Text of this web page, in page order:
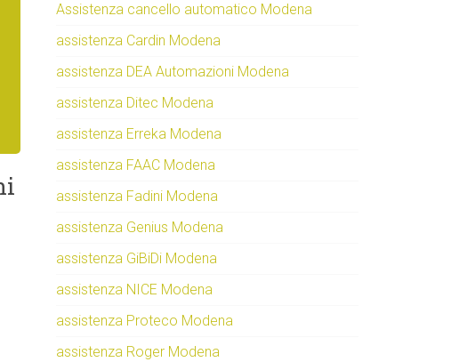
o
e
Assistenza cancello automatico Modena
assistenza Cardin Modena
assistenza DEA Automazioni Modena
assistenza Ditec Modena
assistenza Erreka Modena
assistenza FAAC Modena
assistenza Fadini Modena
assistenza Genius Modena
assistenza GiBiDi Modena
assistenza NICE Modena
assistenza Proteco Modena
assistenza Roger Modena